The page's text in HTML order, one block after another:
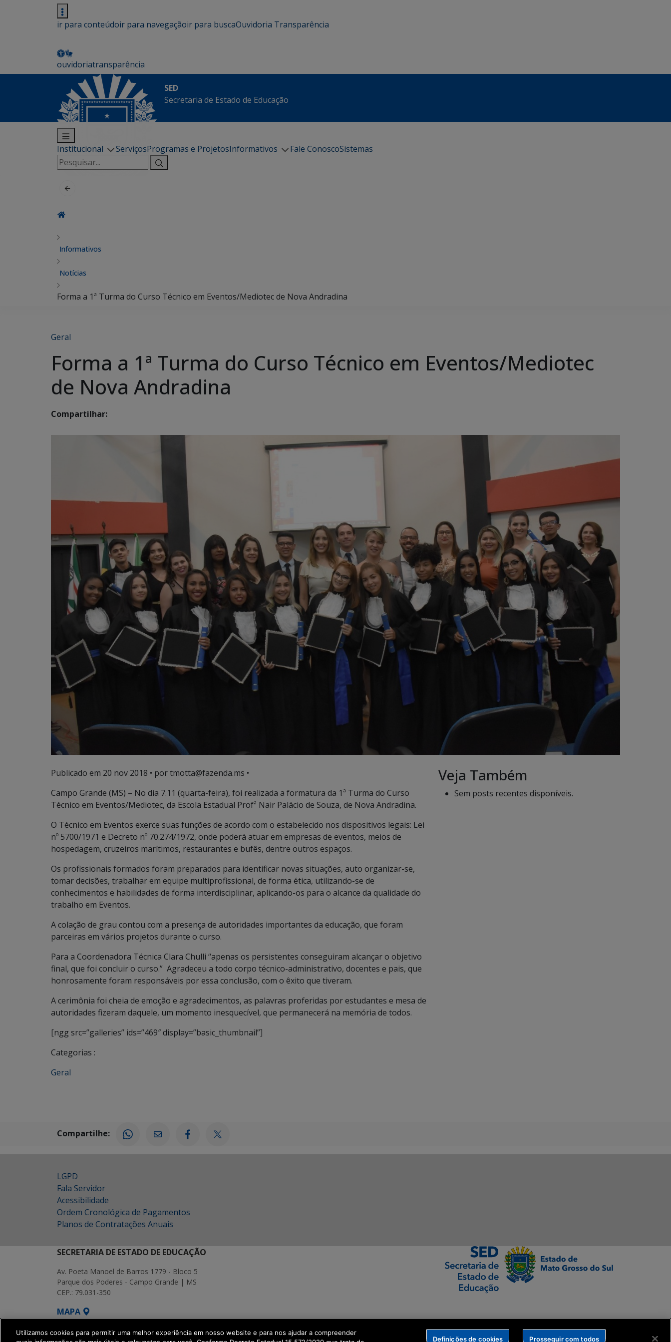
ir para conteúdoir para navegaçãoir para buscaOuvidoria Transparência
ouvidoriatransparência
SED
Secretaria de Estado de Educação
Institucional ServiçosProgramas e ProjetosInformativos Fale ConoscoSistemas
Pesquisar
por:
Informativos
Notícias
Forma a 1ª Turma do Curso Técnico em Eventos/Mediotec de Nova Andradina
Geral
Forma a 1ª Turma do Curso Técnico em Eventos/Mediotec
de Nova Andradina
Compartilhar:
Publicado em 20 nov 2018 • por tmotta@fazenda.ms •
Campo Grande (MS) – No dia 7.11 (quarta-feira), foi realizada a formatura da 1ª Turma do Curso
Técnico em Eventos/Mediotec, da Escola Estadual Profª Nair Palácio de Souza, de Nova Andradina.
O Técnico em Eventos exerce suas funções de acordo com o estabelecido nos dispositivos legais: Lei
nº 5700/1971 e Decreto nº 70.274/1972, onde poderá atuar em empresas de eventos, meios de
hospedagem, cruzeiros marítimos, restaurantes e bufês, dentre outros espaços.
Os profissionais formados foram preparados para identificar novas situações, auto organizar-se,
tomar decisões, trabalhar em equipe multiprofissional, de forma ética, utilizando-se de
conhecimentos e habilidades de forma interdisciplinar, aplicando-os para o alcance da qualidade do
trabalho em Eventos.
A colação de grau contou com a presença de autoridades importantes da educação, que foram
parceiras em vários projetos durante o curso.
Para a Coordenadora Técnica Clara Chulli “apenas os persistentes conseguiram alcançar o objetivo
final, que foi concluir o curso.” Agradeceu a todo corpo técnico-administrativo, docentes e pais, que
honrosamente foram responsáveis por essa conclusão, com o êxito que tiveram.
A cerimônia foi cheia de emoção e agradecimentos, as palavras proferidas por estudantes e mesa de
autoridades fizeram daquele, um momento inesquecível, que permanecerá na memória de todos.
[ngg src=”galleries” ids=”469″ display=”basic_thumbnail”]
Categorias :
Geral
Veja Também
Sem posts recentes disponíveis.
Compartilhe:
LGPD
Fala Servidor
Acessibilidade
Ordem Cronológica de Pagamentos
Planos de Contratações Anuais
SECRETARIA DE ESTADO DE EDUCAÇÃO
Av. Poeta Manoel de Barros 1779 - Bloco 5
Parque dos Poderes - Campo Grande | MS
CEP.: 79.031-350
MAPA
SETDIG | Secretaria-Executiva de Transformação Digital
Utilizamos cookies para permitir uma melhor experiência em nosso website e para nos ajudar a compreender
Definições de cookies Prosseguir com todos